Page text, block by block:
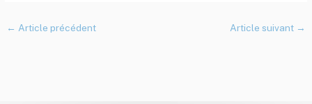
← Article précédent Article suivant →